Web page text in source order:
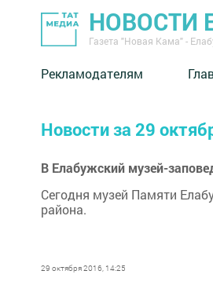
НОВОСТИ
Газета "Новая Кама" -
Рекламодателям
Новости за 29
В Елабужский музей-
Сегодня музей Памяти
района.
29 октября 2016, 14:25